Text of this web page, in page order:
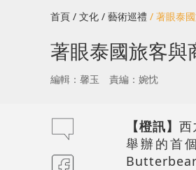
首頁 / 文化 / 藝術巡禮 / 著眼泰
著眼泰國旅客與
編輯：馨玉 責編：婉忱
【橙訊】西
舉辦的首
Butterbear